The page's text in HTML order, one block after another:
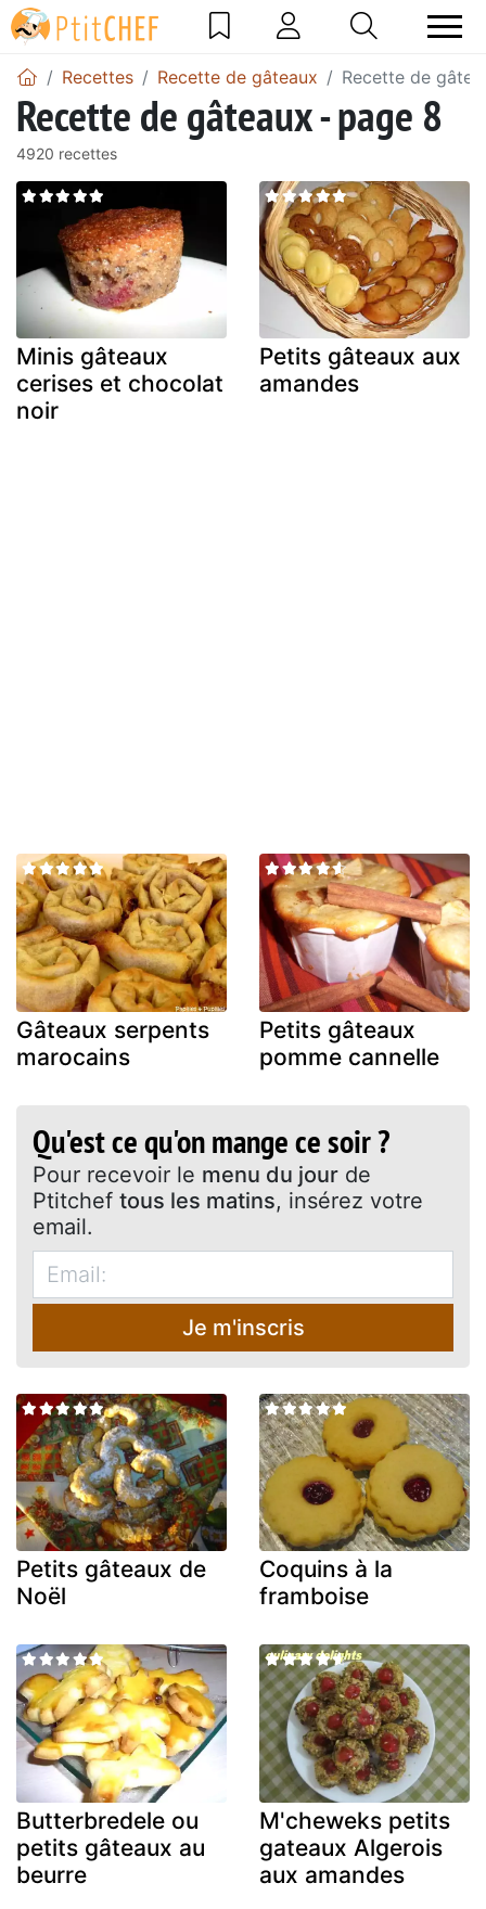
Recettes Recette de gâteaux Recette de
Recette de gâteaux - page 8
4920 recettes
Minis gâteaux
cerises et chocolat
noir
Petits gâteaux aux
amandes
Gâteaux serpents
marocains
Petits gâteaux
pomme cannelle
Qu'est ce qu'on mange ce soir ?
Pour recevoir le menu du jour de
Ptitchef tous les matins, insérez votre
email.
Je m'inscris
Petits gâteaux de
Noël
Coquins à la
framboise
Butterbredele ou
petits gâteaux au
beurre
M'cheweks petits
gateaux Algerois
aux amandes